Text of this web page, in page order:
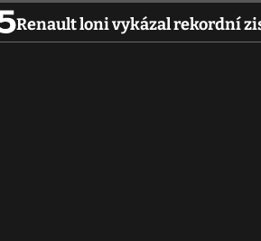
Renault loni vykázal rekordní